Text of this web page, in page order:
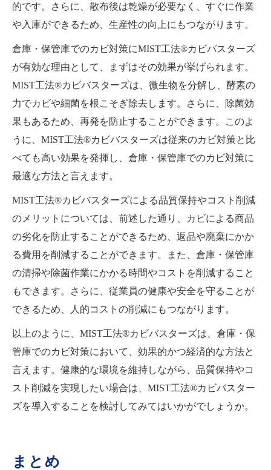
的です。さらに、散布後は乾燥が必要なく、すぐに作業
や入庫ができるため、生産性の向上にもつながります。
倉庫・保管庫でのカビ対策にMIST工法®カビバスターズ
が有効な理由として、まずはその効果が挙げられます。
MIST工法®カビバスターズは、微生物を分解し、酵素の
力でカビや細菌を根こそぎ除去します。さらに、除菌効
果もあるため、再発を防止することができます。このよ
うに、MIST工法®カビバスターズは従来のカビ対策と比
べても高い効果を発揮し、倉庫・保管庫でのカビ対策に
最適な方法と言えます。
MIST工法®カビバスターズによる品質保持やコスト削減
のメリットについては、前述した通り、カビによる商品
の劣化を防止することができるため、返品や廃棄にかか
る費用を削減することができます。また、倉庫・保管庫
の清掃や除菌作業にかかる時間やコストを削減すること
もできます。さらに、従業員の健康や安全を守ることが
できるため、人的コストの削減にもつながります。
以上のように、MIST工法®カビバスターズは、倉庫・保
管庫でのカビ対策において、効果的かつ経済的な方法と
言えます。健康的な環境を維持しながら、品質保持やコ
スト削減を実現したい場合は、MIST工法®カビバスター
ズを導入することを検討してみてはいかがでしょうか。
まとめ